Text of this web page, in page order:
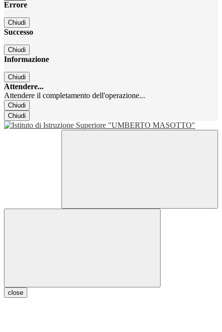
Errore
Chiudi
Successo
Chiudi
Informazione
Chiudi
Attendere...
Attendere il completamento dell'operazione...
Chiudi
Chiudi
close